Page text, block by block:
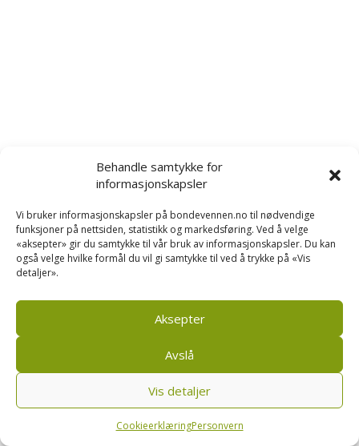
Behandle samtykke for
informasjonskapsler
Vi bruker informasjonskapsler på bondevennen.no til nødvendige
funksjoner på nettsiden, statistikk og markedsføring. Ved å velge
«aksepter» gir du samtykke til vår bruk av informasjonskapsler. Du kan
også velge hvilke formål du vil gi samtykke til ved å trykke på «Vis
detaljer».
Aksepter
Avslå
Vis detaljer
CookieerklæringPersonvern